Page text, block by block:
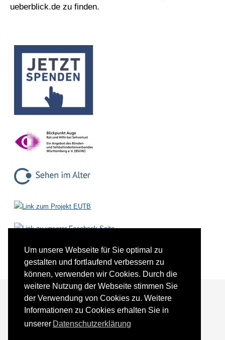
Um unsere Webseite für Sie optimal zu
gestalten und fortlaufend verbessern zu
können, verwenden wir Cookies. Durch die
weitere Nutzung der Webseite stimmen Sie
der Verwendung von Cookies zu. Weitere
Informationen zu Cookies erhalten Sie in
unserer Datenschutzerklärung
ueberblick.de zu finden.
Förderer und Partner Kontakt